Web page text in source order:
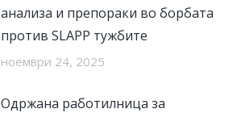
анализа и препораки во борбата
против SLAPP тужбите
ноември 24, 2025
Одржана работилница за